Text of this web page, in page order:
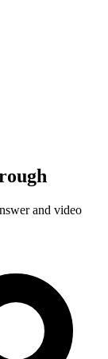
and video
video guide